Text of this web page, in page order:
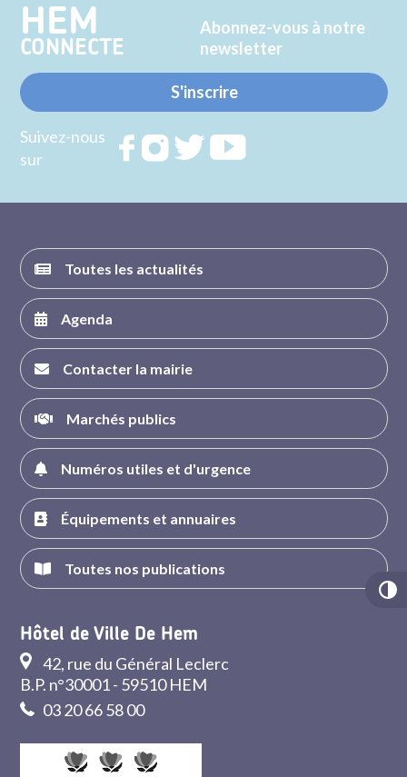
HEM
CONNECTE
Abonnez-vous à notre
newsletter
S'inscrire
Suivez-nous
sur
RejoignezRejoignezRejoignez
Toutes les actualités
Agenda
Contacter la mairie
Marchés publics
Numéros utiles et d'urgence
Équipements et annuaires
Toutes nos publications
Hôtel de Ville De Hem
42, rue du Général Leclerc
B.P. n°30001 - 59510 HEM
03 20 66 58 00